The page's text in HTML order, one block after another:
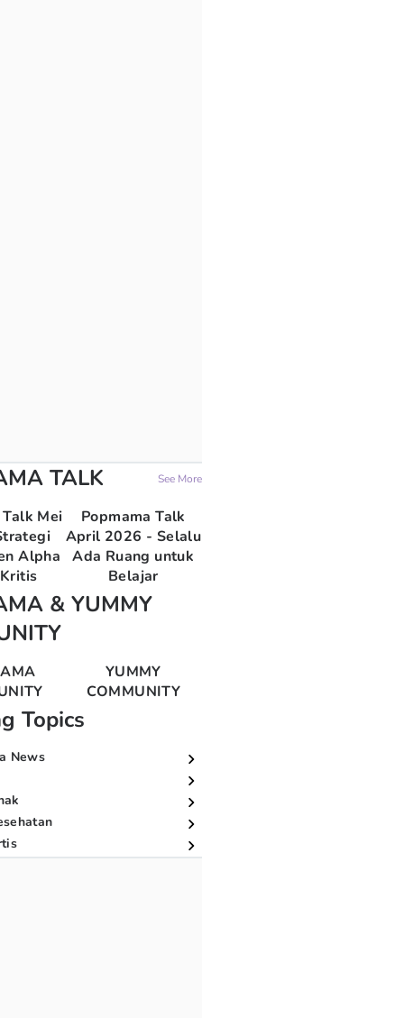
TALK See More
Mei
Alpha
Popmama Talk
April 2026 - Selalu
Ada Ruang untuk
Belajar
& YUMMY
YUMMY
COMMUNITY
Topics
News